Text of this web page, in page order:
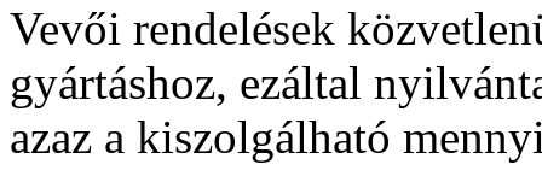
Vevői rendelések
gyártáshoz, ezáltal
azaz a kiszolgálható